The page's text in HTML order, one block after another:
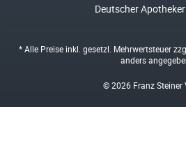
Deutscher
* Alle Preise inkl. gesetzl. Mehrwertsteuer
anders
© 2026 Franz Steiner